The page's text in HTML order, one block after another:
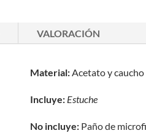
VALORACIÓN
Material:Acetato y caucho
Incluye: Estuche
No incluye: Paño de